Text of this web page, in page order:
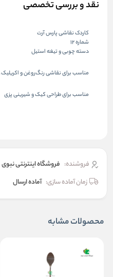
نقد و بررسی تخصصی
کاردک نقاشی پارس آرت
شماره 12
دسته چوبی و تیغه استیل
مناسب برای نقاشی رنگ‌روغن و
مناسب برای طراحی کیک و شیرینی پزی
فروشنده: فروشگاه اینترنتی نبوی
زمان آماده سازی: آماده ارسال
محصولات مشابه